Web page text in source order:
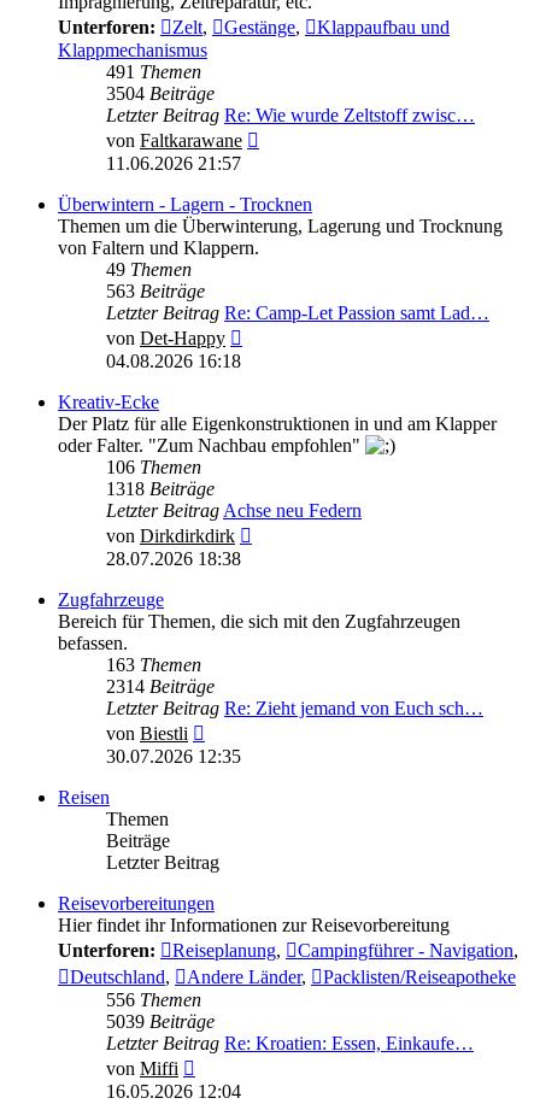
Unterforen:
Zelt, Gestänge,
Klappaufbau und
Klappmechanismus
491 Themen
3504 Beiträge
Letzter Beitrag Re: Wie wurde Zeltstoff zwisc…
von Faltkarawane
11.06.2026 21:57
Überwintern - Lagern - Trocknen
Themen um die Überwinterung, Lagerung und Trocknung
von Faltern und Klappern.
49 Themen
563 Beiträge
Letzter Beitrag Re: Camp-Let Passion samt Lad…
von Det-Happy
04.08.2026 16:18
Kreativ-Ecke
Der Platz für alle Eigenkonstruktionen in und am Klapper
oder Falter. "Zum Nachbau empfohlen"
106 Themen
1318 Beiträge
Letzter BeitragAchse neu Federn
von Dirkdirkdirk
28.07.2026 18:38
Zugfahrzeuge
Bereich für Themen, die sich mit den Zugfahrzeugen
befassen.
163 Themen
2314 Beiträge
Letzter Beitrag Re: Zieht jemand von Euch sch…
von Biestli
Beitrag
30.07.2026 12:35
Reisen
Themen
Beiträge
Letzter Beitrag
Reisevorbereitungen
Hier findet ihr Informationen zur Reisevorbereitung
Unterforen:
Reiseplanung, Campingführer - Navigation,
Deutschland, Andere Länder,
Packlisten/Reiseapotheke
556 Themen
5039 Beiträge
Letzter Beitrag Re: Kroatien: Essen, Einkaufe…
von Miffi
Beitrag
16.05.2026 12:04